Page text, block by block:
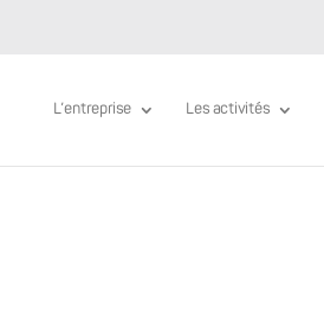
L’entreprise Les activités